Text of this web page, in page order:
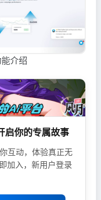
介绍
启你的专属故事
互动，体验真正无
加入，新用户登录